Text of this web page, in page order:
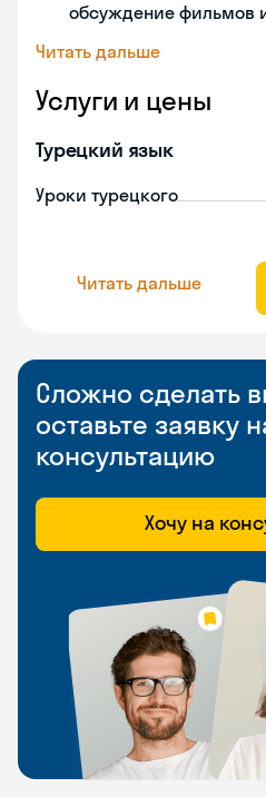
обсуждение фильмов
Читать дальше
Услуги и цены
Турецкий язык
Уроки турецкого
Читать дальше
Сложно сделать
оставьте заявку
консультацию
Хочу на